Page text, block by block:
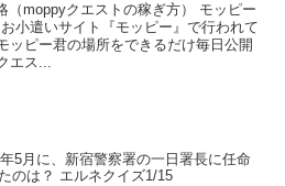
（moppyクエストの稼ぎ方） モッピー
小遣いサイト『モッピー』で行われて
ッピー君の場所をできるだけ毎日公開
エス...
5月に、新宿警察署の一日署長に任命
のは？ エルネクイズ1/15